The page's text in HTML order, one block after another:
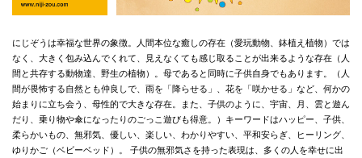
にじぞうは幸福な世界の象徴。人間本位な癒しの存在（愛玩動物、鉢植え植物）では
なく、大きく包み込んでくれて、見えなくても感じ取ることが出来るような存在（人
間と共存する動物達、野生の植物）。母であると同時に子供自身でもあります。（人
間が畏怖する自然とも仲良しで、雨を「降らせる」、花を「咲かせる」など、何かの
始まりに立ち会う、母性的で大きな存在。また、子供のように、宇宙、月、雲と遊ん
だり、乗り物や傘になったりのごっこ遊びも得意。）キーワードはハッピー、子供、
柔らかいもの、無邪気、優しい、楽しい、わかりやすい、平和安らぎ、ヒーリング、
ゆりかご（ベビーベッド）。 子供の無邪気さを持った表現は、多くの人を幸せに出